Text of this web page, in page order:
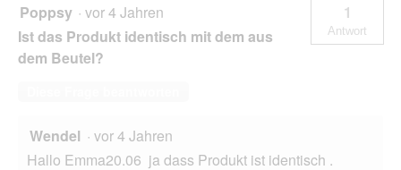
Poppsy · vor 4 Jahren
Ist das Produkt identisch mit dem aus
dem Beutel?
1
Antwort
Wendel · vor 4 Jahren
Hallo Emma20.06 ja dass Produkt ist identisch .